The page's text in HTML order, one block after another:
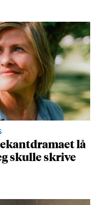
lå
skulle skrive